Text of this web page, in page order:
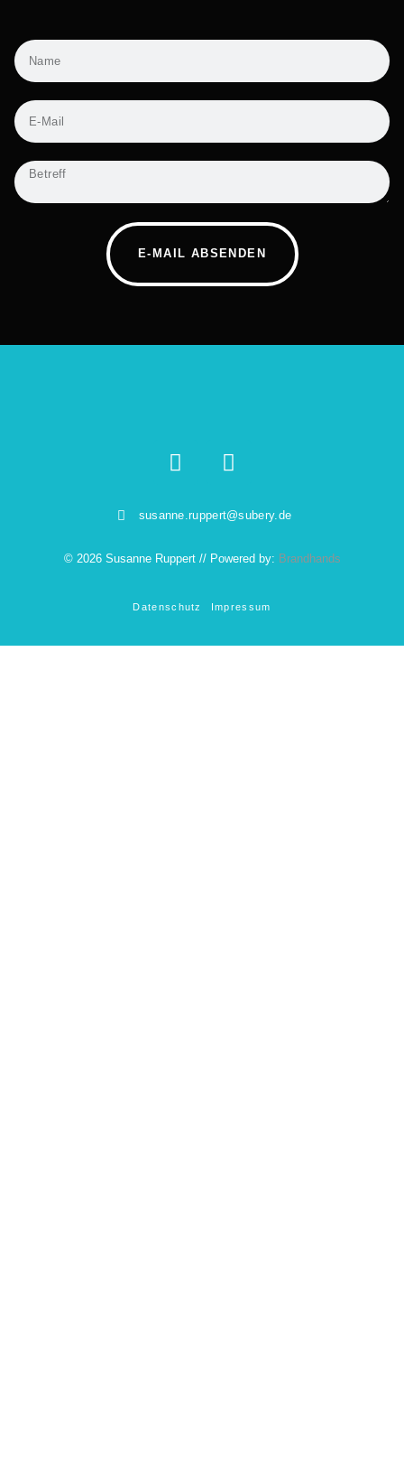
E-MAIL ABSENDEN
susanne.ruppert@subery.de
© 2026 Susanne Ruppert // Powered by: Brandhands
Datenschutz Impressum